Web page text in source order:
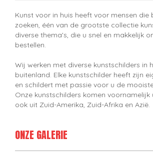
Kunst voor in huis heeft voor mensen
zoeken, één van de grootste collectie
diverse thema's, die u snel en makkelijk
bestellen.
Wij werken met diverse kunstschilders in
buitenland. Elke kunstschilder heeft zijn
en schildert met passie voor u de
Onze kunstschilders komen
ook uit Zuid-Amerika, Zuid-Afrika en Azië.
ONZE GALERIE